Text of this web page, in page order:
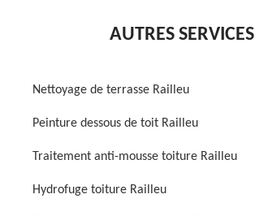
AUTRES SERVICES
Nettoyage de terrasse Railleu
Peinture dessous de toit Railleu
Traitement anti-mousse toiture Railleu
Hydrofuge toiture Railleu